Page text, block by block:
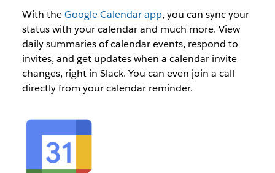
With theGoogle Calendar app, you can sync your
status with your calendar and much more. View
daily summaries of calendar events, respond to
invites, and get updates when a calendar invite
changes, right in Slack. You can even join a call
directly from your calendar reminder.